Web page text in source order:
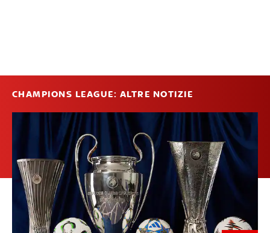
CHAMPIONS LEAGUE: ALTRE NOTIZIE